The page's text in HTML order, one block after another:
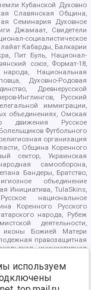
Кубанской Духовно
Славянская Община,
Семинария Духовное
Джамаат, Свидетели
социалистическое
Кабарды, Балкарии
Пит Буль, Национал-
союз, Формат-18,
Национальная
Духовно-Родовая
Древнерусской
Инглингов, Русский
иммиграции,
объединениях, Омская
движения Русское
Футбольного
организация
Община Коренного
сектор, Украинская
самооборона,
Бандеры, Братство,
объединение
Инициатива, TulaSkins,
национальное
Коренного Русского
народа, Рубеж
деятельности,
иконы Божией Матери
правозащитная
инициативная
республика Русь,
свобода, W.H.С., Фалунь
Новокузнецк/РПК,
используем